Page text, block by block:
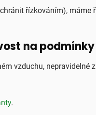
řízkováním), máme
na podmínky
vzduchu, nepravidelné
.